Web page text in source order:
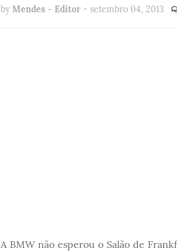
by Mendes - Editor - setembro 04, 2013
A BMW não esperou o Salão de